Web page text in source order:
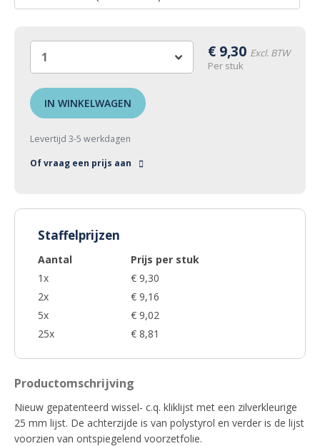
€ 9,30 Excl. BTW
Per stuk
IN WINKELWAGEN
Levertijd 3-5 werkdagen
Of vraag een prijs aan
Staffelprijzen
Aantal
Prijs per stuk
1x
€ 9,30
2x
€ 9,16
5x
€ 9,02
25x
€ 8,81
Productomschrijving
Nieuw gepatenteerd wissel- c.q. kliklijst met een zilverkleurige
25 mm lijst. De achterzijde is van polystyrol en verder is de lijst
voorzien van ontspiegelend voorzetfolie.